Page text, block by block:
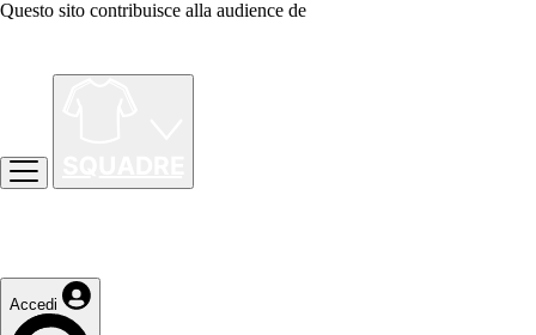
Questo sito contribuisce alla audience de
Accedi